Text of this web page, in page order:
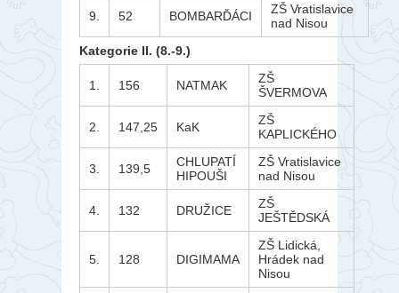
9. 52 BOMBARĎÁCI
ZŠ Vratislavice
nad Nisou
Kategorie II. (8.-9.)
1. 156 NATMAK
ZŠ
ŠVERMOVA
2. 147,25 KaK
ZŠ
KAPLICKÉHO
3. 139,5
CHLUPATÍ
HIPOUŠI
ZŠ Vratislavice
nad Nisou
4. 132 DRUŽICE
ZŠ
JEŠTĚDSKÁ
5. 128 DIGIMAMA
ZŠ Lidická,
Hrádek nad
Nisou